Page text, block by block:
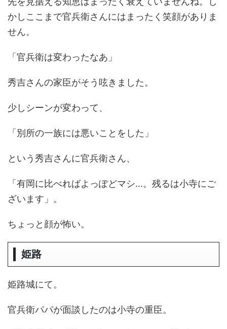
かしここまで官兵衛さんにはまったく笑顔がありま
せん。
「官兵衛は変わったなあ」
秀吉さんの家臣がそう呟きました。
少しシーンが変わって、
「別所の一族には悪いことをした」
という秀吉さんに官兵衛さん、
「有岡に比べればよっぽどマシ…。残るは小寺にご
ざいます」。
ちょっと顔が怖い。
姫路
姫路城にて。
官兵衛パパが面談したのは小寺の重臣。